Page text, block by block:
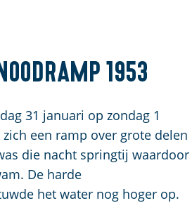
m
e
a
g
e
1953
31 januari op zondag 1
een ramp over grote delen
die nacht springtij waardoor
De harde
het water nog hoger op.